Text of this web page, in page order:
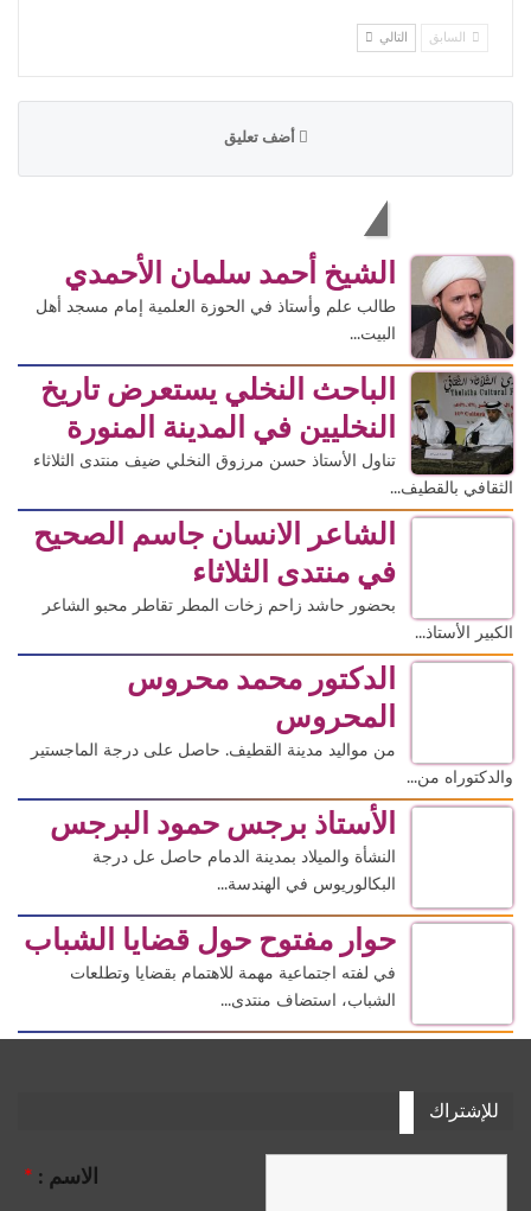
السابق التالي
أضف تعليق
الشيخ أحمد سلمان الأحمدي
طالب علم وأستاذ في الحوزة العلمية إمام مسجد أهل
البيت...
الباحث النخلي يستعرض تاريخ
النخليين في المدينة المنورة
تناول الأستاذ حسن مرزوق النخلي ضيف منتدى الثلاثاء
الثقافي بالقطيف...
الشاعر الانسان جاسم الصحيح
في منتدى الثلاثاء
بحضور حاشد زاحم زخات المطر تقاطر محبو الشاعر
الكبير الأستاذ...
الدكتور محمد محروس
المحروس
من مواليد مدينة القطيف. حاصل على درجة الماجستير
والدكتوراه من...
الأستاذ برجس حمود البرجس
النشأة والميلاد بمدينة الدمام حاصل عل درجة
البكالوريوس في الهندسة...
حوار مفتوح حول قضايا الشباب
في لفته اجتماعية مهمة للاهتمام بقضايا وتطلعات
الشباب، استضاف منتدى...
للإشتراك
الاسم : *